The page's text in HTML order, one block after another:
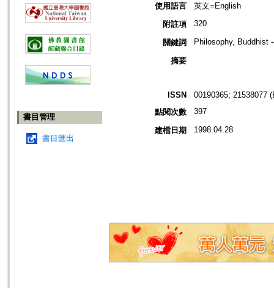
書目管理
書目匯出
使用語言
英文=English
附註項
320
關鍵詞 Philosophy, Buddhist
摘要
ISSN
00190365; 21538077
點閱次數
397
建檔日期 1998.04.28